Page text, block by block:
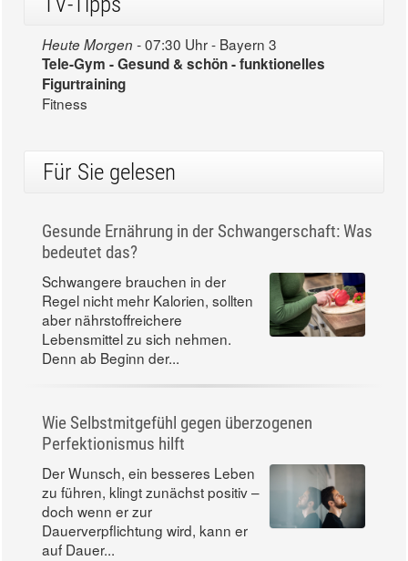
Heute Morgen -07:30 Uhr - Bayern 3
Tele-Gym - Gesund & schön - funktionelles
Figurtraining
Fitness
Für Sie gelesen
Gesunde Ernährung in der Schwangerschaft: Was
bedeutet das?
Schwangere brauchen in der
Regel nicht mehr Kalorien, sollten
aber nährstoffreichere
Lebensmittel zu sich nehmen.
Denn ab Beginn der...
Wie Selbstmitgefühl gegen überzogenen
Perfektionismus hilft
Der Wunsch, ein besseres Leben
zu führen, klingt zunächst positiv –
doch wenn er zur
Dauerverpflichtung wird, kann er
auf Dauer...